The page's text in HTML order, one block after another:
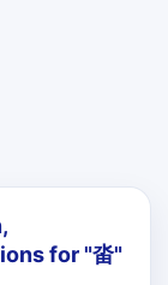
for "畓"